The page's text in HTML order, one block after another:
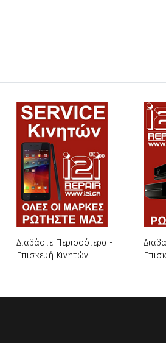
Διαβάστε Περισσότερα -
Επισκευή Κινητών